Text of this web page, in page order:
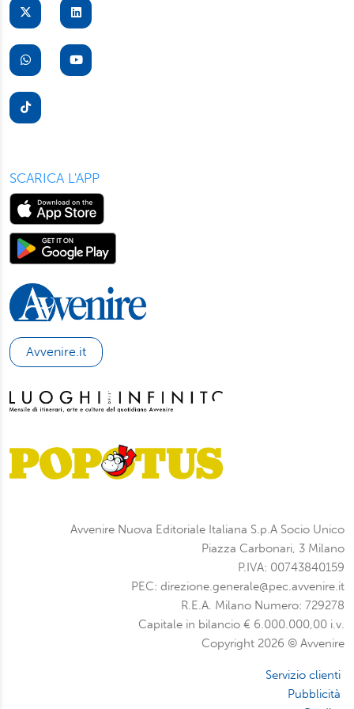
suo dispositivo. Potrà modificare in ogni momento le sue
presente in ogni pagina del nostro sito. Per maggior
informazioni sul trattamento dei suoi dati visiti la nostra
informativa privacy
SCARICA L'APP
Avvenire.it
Avvenire Nuova Editoriale Italiana S.p.A Socio Unico
Piazza Carbonari, 3 Milano
P.IVA: 00743840159
PEC: direzione.generale@pec.avvenire.it
R.E.A. Milano Numero: 729278
Capitale in bilancio € 6.000.000,00 i.v.
Copyright 2026 © Avvenire
Servizio clienti
Pubblicità